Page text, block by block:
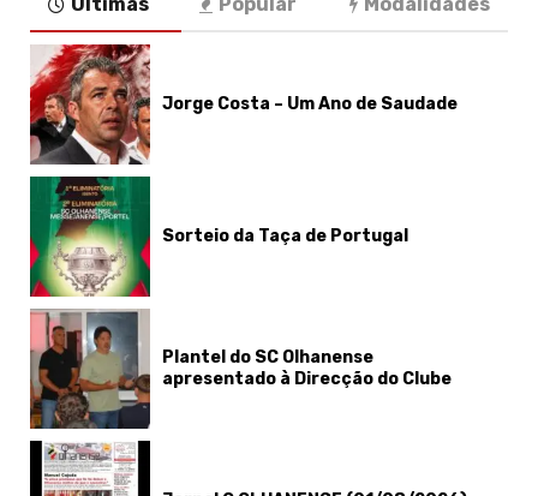
Jorge Costa – Um Ano de Saudade
Sorteio da Taça de Portugal
Plantel do SC Olhanense
apresentado à Direcção do Clube